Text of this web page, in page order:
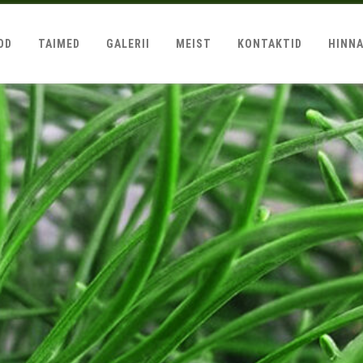
TAIMED GALERII MEIST KONTAKTID